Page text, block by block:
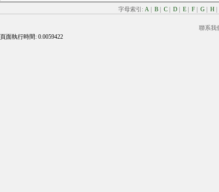
字母索引: A B C D E F G H
聯系我
頁面執行時間: 0.0059422